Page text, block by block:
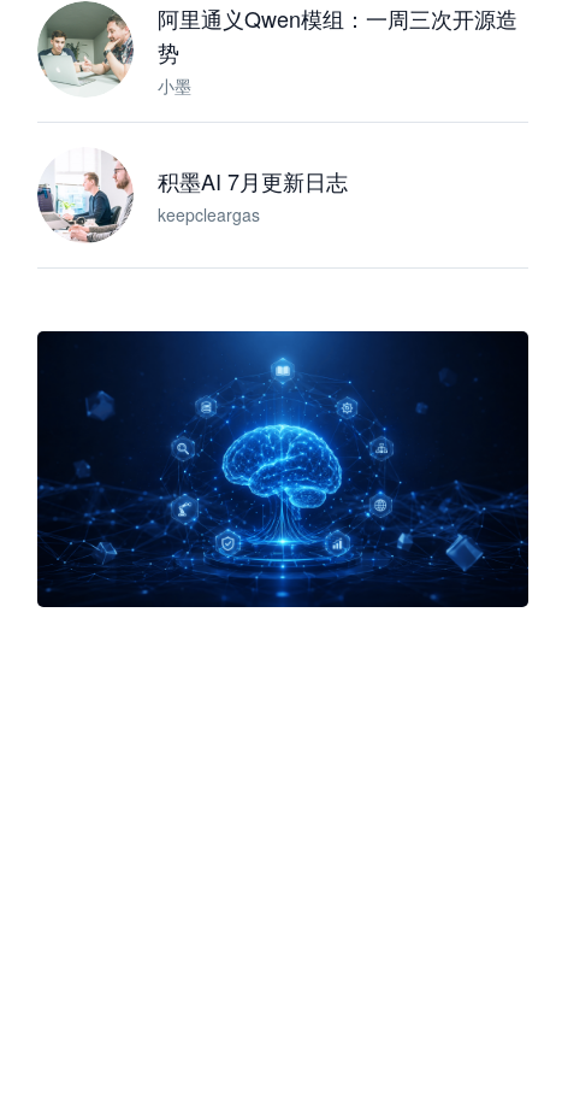
阿里通义Qwen模组：一周三次开源造
势
小墨
积墨AI 7月更新日志
keepcleargas